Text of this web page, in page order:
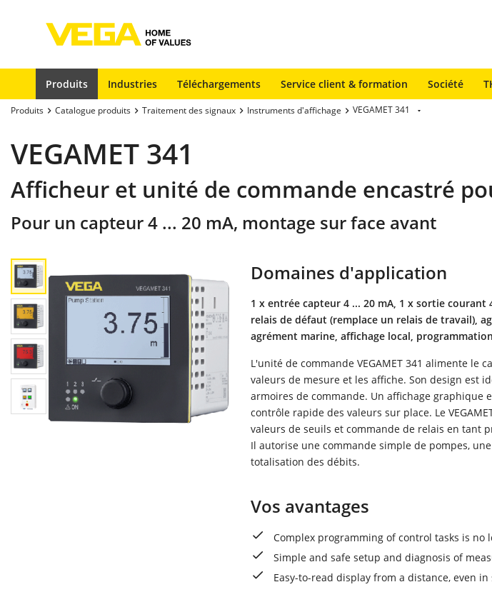
Produits Industries Téléchargements Service client & formation Société
Produits Catalogue produits Traitement des signaux Instruments d'affichage VEGAMET 341
VEGAMET 341
Afficheur et unité de commande encastré
Pour un capteur 4 ... 20 mA, montage sur face avant
Domaines d'application
1 x entrée capteur 4 ... 20 mA, 1 x sortie courant
relais de défaut (remplace un relais de travail),
agrément marine, affichage local,
L'unité de commande VEGAMET 341 alimente le
valeurs de mesure et les affiche. Son design est
armoires de commande. Un affichage
contrôle rapide des valeurs sur place. Le
valeurs de seuils et commande de relais en tant
Il autorise une commande simple de pompes,
totalisation des débits.
Vos avantages
Complex programming of control tasks is no
Simple and safe setup and diagnosis of
Easy-to-read display from a distance, even